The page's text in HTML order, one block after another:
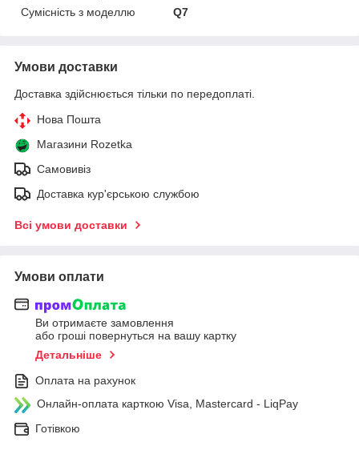
Сумісність з моделлю
Q7
Умови доставки
Доставка здійснюється тільки по передоплаті.
Нова Пошта
Магазини Rozetka
Самовивіз
Доставка кур'єрською службою
Всі умови доставки
Умови оплати
Ви отримаєте замовлення
або гроші повернуться на вашу картку
Детальніше
Оплата на рахунок
Онлайн-оплата карткою Visa, Mastercard - LiqPay
Готівкою